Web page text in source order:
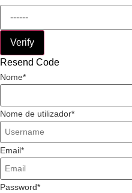
Verify
Resend Code
Nome
Nome de utilizador
Email
Password